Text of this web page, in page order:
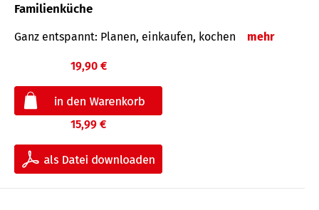
Familienküche
Ganz entspannt: Planen, einkaufen, kochen mehr
19,90 €
15,99 €